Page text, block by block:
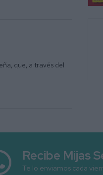
que, a través del
Recibe Mijas
Te lo enviamos cada